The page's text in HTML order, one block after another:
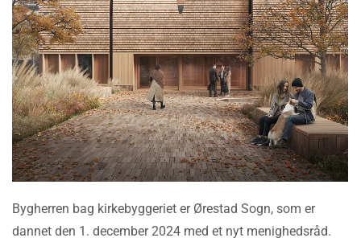
Bygherren bag kirkebyggeriet er Ørestad Sogn, som er
dannet den 1. december 2024 med et nyt menighedsråd.